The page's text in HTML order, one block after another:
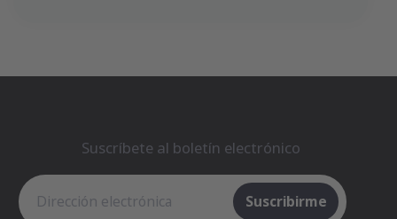
Suscríbete al boletín electrónico
Suscribirme